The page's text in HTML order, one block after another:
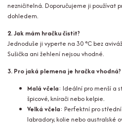
nezničitelná. Doporučujeme ji používat
dohledem.
2. Jak mám hračku čistit?
Jednoduše ji vyperte na 30 °C bez
Sušička ani žehlení nejsou vhodné.
3. Pro jaká plemena je hračka vhodná?
Malá včela: Ideální pro menší a
špicové, knírači nebo kelpie.
Velká včela: Perfektní pro
labradory, kolie nebo australské